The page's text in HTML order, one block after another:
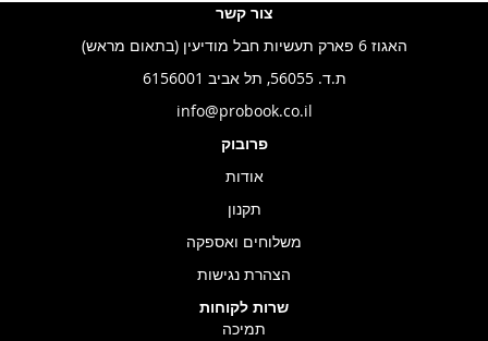
צור קשר
האגוז 6 פארק תעשיות חבל מודיעין (בתאום מראש)
ת.ד. 56055, תל אביב 6156001
info@probook.co.il
פרובוק
אודות
תקנון
משלוחים ואספקה
הצהרת נגישות
שרות לקוחות
תמיכה